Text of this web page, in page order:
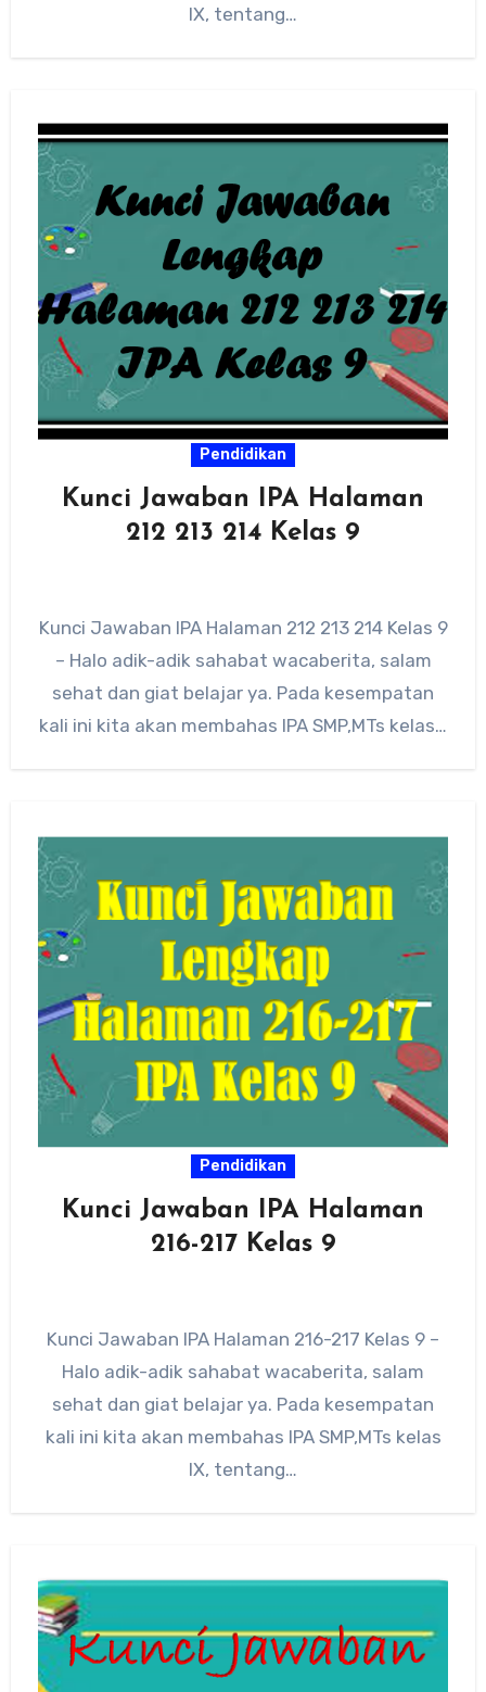
IX, tentang…
Pendidikan
Kunci Jawaban IPA Halaman
212 213 214 Kelas 9
Kunci Jawaban IPA Halaman 212 213 214 Kelas 9
– Halo adik-adik sahabat wacaberita, salam
sehat dan giat belajar ya. Pada kesempatan
kali ini kita akan membahas IPA SMP,MTs kelas…
Pendidikan
Kunci Jawaban IPA Halaman
216-217 Kelas 9
Kunci Jawaban IPA Halaman 216-217 Kelas 9 –
Halo adik-adik sahabat wacaberita, salam
sehat dan giat belajar ya. Pada kesempatan
kali ini kita akan membahas IPA SMP,MTs kelas
IX, tentang…